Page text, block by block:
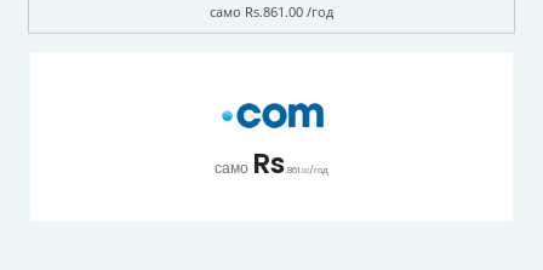
само Rs.861.00 /год
само Rs.861.00/год